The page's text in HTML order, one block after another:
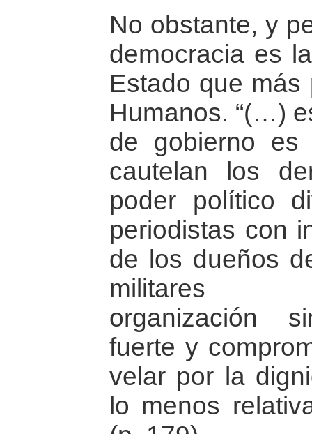
No obstante, y
democracia es
Estado que
Humanos. “(…)
de gobierno
cautelan los
poder político
periodistas con
de los dueños
militares
organización
fuerte y
velar por la
lo menos